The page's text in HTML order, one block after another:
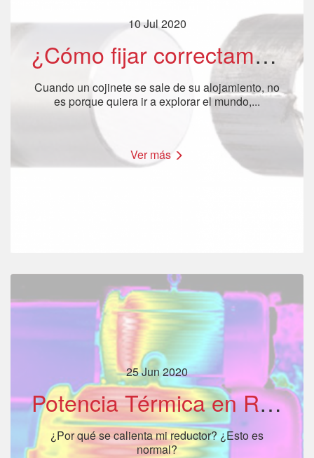
10 Jul 2020
¿Cómo fijar correctamente un cojinete? - Parte 1
Cuando un cojinete se sale de su alojamiento, no
es porque quiera ir a explorar el mundo,...
Ver más
25 Jun 2020
Potencia Térmica en Reductores
¿Por qué se calienta mi reductor? ¿Esto es
normal?